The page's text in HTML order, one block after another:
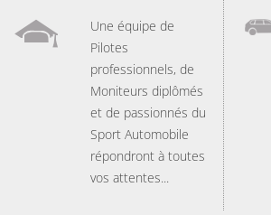
Une équipe de
Pilotes
professionnels, de
Moniteurs diplômés
et de passionnés du
Sport Automobile
répondront à toutes
vos attentes...